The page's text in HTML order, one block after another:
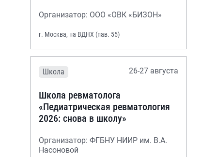
Организатор: ООО «ОВК «БИЗОН»
г. Москва, на ВДНХ (пав. 55)
Школа 26-27 августа
Школа ревматолога
«Педиатрическая ревматология
2026: снова в школу»
Организатор: ФГБНУ НИИР им. В.А.
Насоновой